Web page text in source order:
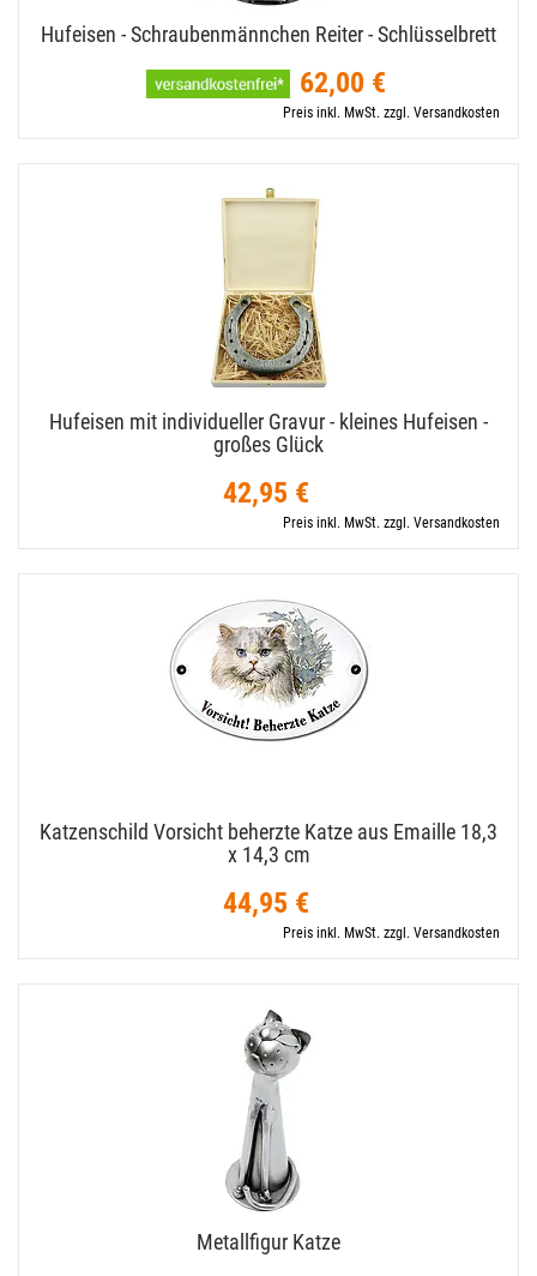
Hufeisen - Schraubenmännchen Reiter - Schlüsselbrett
62,00 €
Preis inkl. MwSt. zzgl. Versandkosten
Hufeisen mit individueller Gravur - kleines Hufeisen -
großes Glück
42,95 €
Preis inkl. MwSt. zzgl. Versandkosten
Katzenschild Vorsicht beherzte Katze aus Emaille 18,​3
x 14,​3 cm
44,95 €
Preis inkl. MwSt. zzgl. Versandkosten
Metallfigur Katze